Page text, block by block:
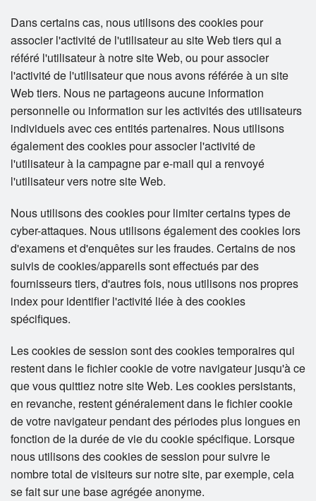
Dans certains cas, nous utilisons des cookies pour
associer l'activité de l'utilisateur au site Web tiers qui a
référé l'utilisateur à notre site Web, ou pour associer
l'activité de l'utilisateur que nous avons référée à un site
Web tiers. Nous ne partageons aucune information
personnelle ou information sur les activités des utilisateurs
individuels avec ces entités partenaires. Nous utilisons
également des cookies pour associer l'activité de
l'utilisateur à la campagne par e-mail qui a renvoyé
l'utilisateur vers notre site Web.
Nous utilisons des cookies pour limiter certains types de
cyber-attaques. Nous utilisons également des cookies lors
d'examens et d'enquêtes sur les fraudes. Certains de nos
suivis de cookies/appareils sont effectués par des
fournisseurs tiers, d'autres fois, nous utilisons nos propres
index pour identifier l'activité liée à des cookies
spécifiques.
Les cookies de session sont des cookies temporaires qui
restent dans le fichier cookie de votre navigateur jusqu'à ce
que vous quittiez notre site Web. Les cookies persistants,
en revanche, restent généralement dans le fichier cookie
de votre navigateur pendant des périodes plus longues en
fonction de la durée de vie du cookie spécifique. Lorsque
nous utilisons des cookies de session pour suivre le
nombre total de visiteurs sur notre site, par exemple, cela
se fait sur une base agrégée anonyme.